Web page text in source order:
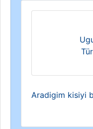
Aradigim kisiyi